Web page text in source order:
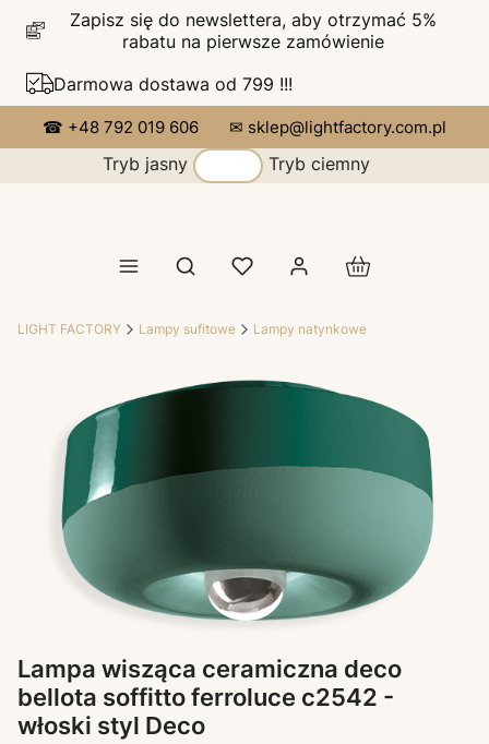
Zapisz się do newslettera, aby otrzymać 5%
rabatu na pierwsze zamówienie
Darmowa dostawa od 799 !!!
☎ +48 792 019 606 ✉ sklep@lightfactory.com.pl
Tryb jasny Tryb ciemny
Otwórz wyszukiwarkę Produkty w
LIGHT FACTORY Lampy sufitowe Lampy natynkowe
Lampa wisząca ceramiczna deco
bellota soffitto ferroluce c2542 -
włoski styl Deco